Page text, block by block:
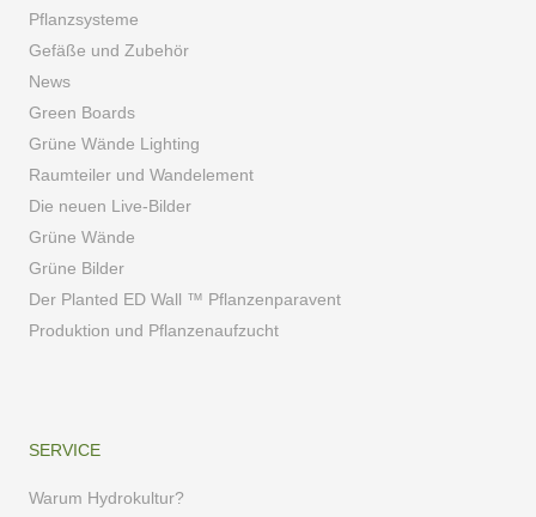
Pflanzsysteme
Gefäße und Zubehör
News
Green Boards
Grüne Wände Lighting
Raumteiler und Wandelement
Die neuen Live-Bilder
Grüne Wände
Grüne Bilder
Der Planted ED Wall ™ Pflanzenparavent
Produktion und Pflanzenaufzucht
SERVICE
Warum Hydrokultur?